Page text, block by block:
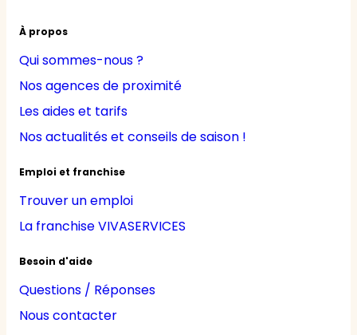
À propos
Qui sommes-nous ?
Nos agences de proximité
Les aides et tarifs
Nos actualités et conseils de saison !
Emploi et franchise
Trouver un emploi
La franchise VIVASERVICES
Besoin d'aide
Questions / Réponses
Nous contacter